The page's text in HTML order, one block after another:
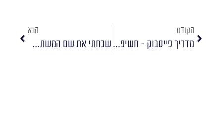
הקודם
מדריך פייסבוק – חשיפה רחבה
הבא
שכחתי את שם המשתמש בפייסבוק